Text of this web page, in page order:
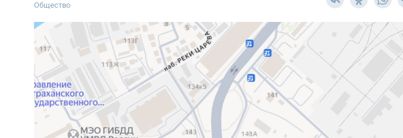
Общество